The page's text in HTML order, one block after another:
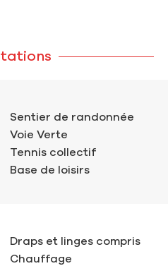
Sentier de randonnée
Voie Verte
Tennis collectif
Base de loisirs
Draps et linges compris
Chauffage